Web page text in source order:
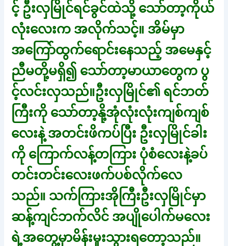
င့် ဦးလှမြိုင်ရင်ခွင်ထဲသို့ သော်တာ့ကိုယ်
လုံးလေးက အလိုက်သင့်။ အိမ်မှာ
အကြော်ထွက်ရောင်းနေသည့် အမေနှင့်
ညီမတို့မရှိ၍ သော်တာ့မာယာတွေက ပွ
င့်လင်းလှသည်။ဦးလှမြိုင်၏ ရင်ဘတ်
ကြီးကို သော်တာ့နို့အုံလုံးလုံးကျစ်ကျစ်
လေးနဲ့ အတင်းဖိကပ်ပြီး ဦးလှမြိုင်ခါး
ကို ကြောက်လန့်တကြား ပုံစံလေးနဲ့ခပ်
တင်းတင်းလေးဖက်ပစ်လိုက်လေ
သည်။ သက်ကြားအိုကြီးဦးလှမြိုင်မှာ
ဆန့်ကျင်ဘက်လိင် အပျိုပေါက်မလေး
ရဲ့အတွေ့မှာမိန်းမူးသွားရတော့သည်။